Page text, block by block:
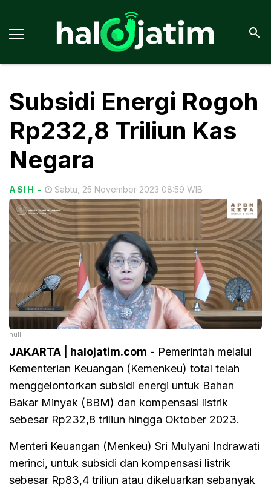
Subsidi Energi Rogoh
Rp232,8 Triliun Kas
Negara
ASIH - Sabtu, 25 November 2023 08:59 WIB
null
JAKARTA | halojatim.com - Pemerintah melalui
Kementerian Keuangan (Kemenkeu) total telah
menggelontorkan subsidi energi untuk Bahan
Bakar Minyak (BBM) dan kompensasi listrik
sebesar Rp232,8 triliun hingga Oktober 2023.
Menteri Keuangan (Menkeu) Sri Mulyani Indrawati
merinci, untuk subsidi dan kompensasi listrik
sebesar Rp83,4 triliun atau dikeluarkan sebanyak